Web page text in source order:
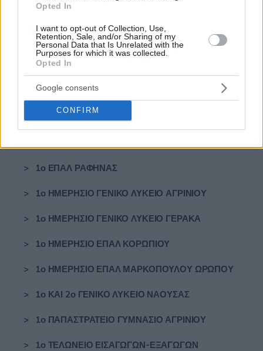
Opted In
I want to opt-out of Collection, Use,
Retention, Sale, and/or Sharing of my
Personal Data that Is Unrelated with the
Purposes for which it was collected.
Opted In
Google consents
CONFIRM
1ο ΕΠΑΛ ΚΑΤΟΧΗΣ
1ο ΕΠΑΛ ΚΟΡΩΠΙΟΥ
1ο ΕΠΑΛ ΛΑΥΡΙΟ
> 1ο ΕΠΑΛ ΜΕΣΟΛΟΓΓΙΟΥ
> 1ο ΕΠΑΛ ΡΑΦΗΝΑΣ
> 1ο ΗΜΕΡΗΣΙΟ ΓΕΝΙΚΟ ΛΥΚΕΙΟ ΑΓΡΙΝΙΟΥ
> 1ο ΗΜΕΡΗΣΙΟ ΓΕΝΙΚΟ ΛΥΚΕΙΟ ΓΕΡΑΚΑ
> 1ο ΗΜΕΡΗΣΙΟ ΕΠΑΛ ΚΟΡΩΠΙΟΥ
> 1ο ΗΜΕΡΗΣΙΟ ΕΠΑΛ ΜΑΡΚΟΠΟΥΛΟΥ ΩΡΩΠΟΥ
> 1ο ΚΑΙ 2ο ΓΕΝΙΚΟ ΛΥΚΕΙΟ ΝΑΟΥΣΑΣ
> 1ο ΠΑΠΑΣΤΡΑΤΕΙΟ ΓΥΜΝΑΣΙΟ ΑΓΡΙΝΙΟΥ
>
1ο ΤΕΛΩΝΕΙΟ ΕΙΣΑΓΩΓΩΝ-ΕΞΑΓΩΓΩΝ